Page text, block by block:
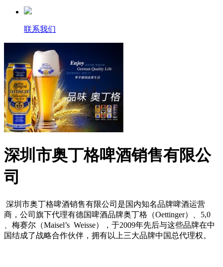
联系我们
深圳市奥丁格啤酒销售有限公
司
深圳市奥丁格啤酒销售有限公司是国内知名品牌啤酒运营
商，公司旗下代理有德国啤酒品牌奥丁格（Oettinger）、5,0
、梅赛尔（Maisel’s Weisse），于2009年先后与这些品牌在中
国结成了战略合作伙伴，拥有以上三大品牌中国总代理权。